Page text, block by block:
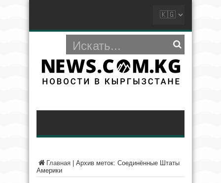
Главная
Архив меток: Соединённые Штаты
Америки